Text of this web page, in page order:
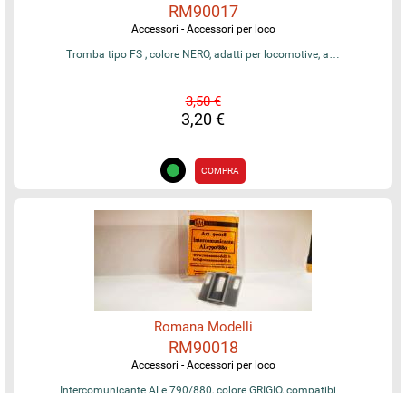
RM90017
Accessori - Accessori per loco
Tromba tipo FS , colore NERO, adatti per locomotive, a…
3,50 €
3,20 €
COMPRA
Romana Modelli
RM90018
Accessori - Accessori per loco
Intercomunicante ALe 790/880, colore GRIGIO, compatibi…